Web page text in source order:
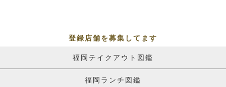
登録店舗を募集してます
福岡テイクアウト図鑑
福岡ランチ図鑑